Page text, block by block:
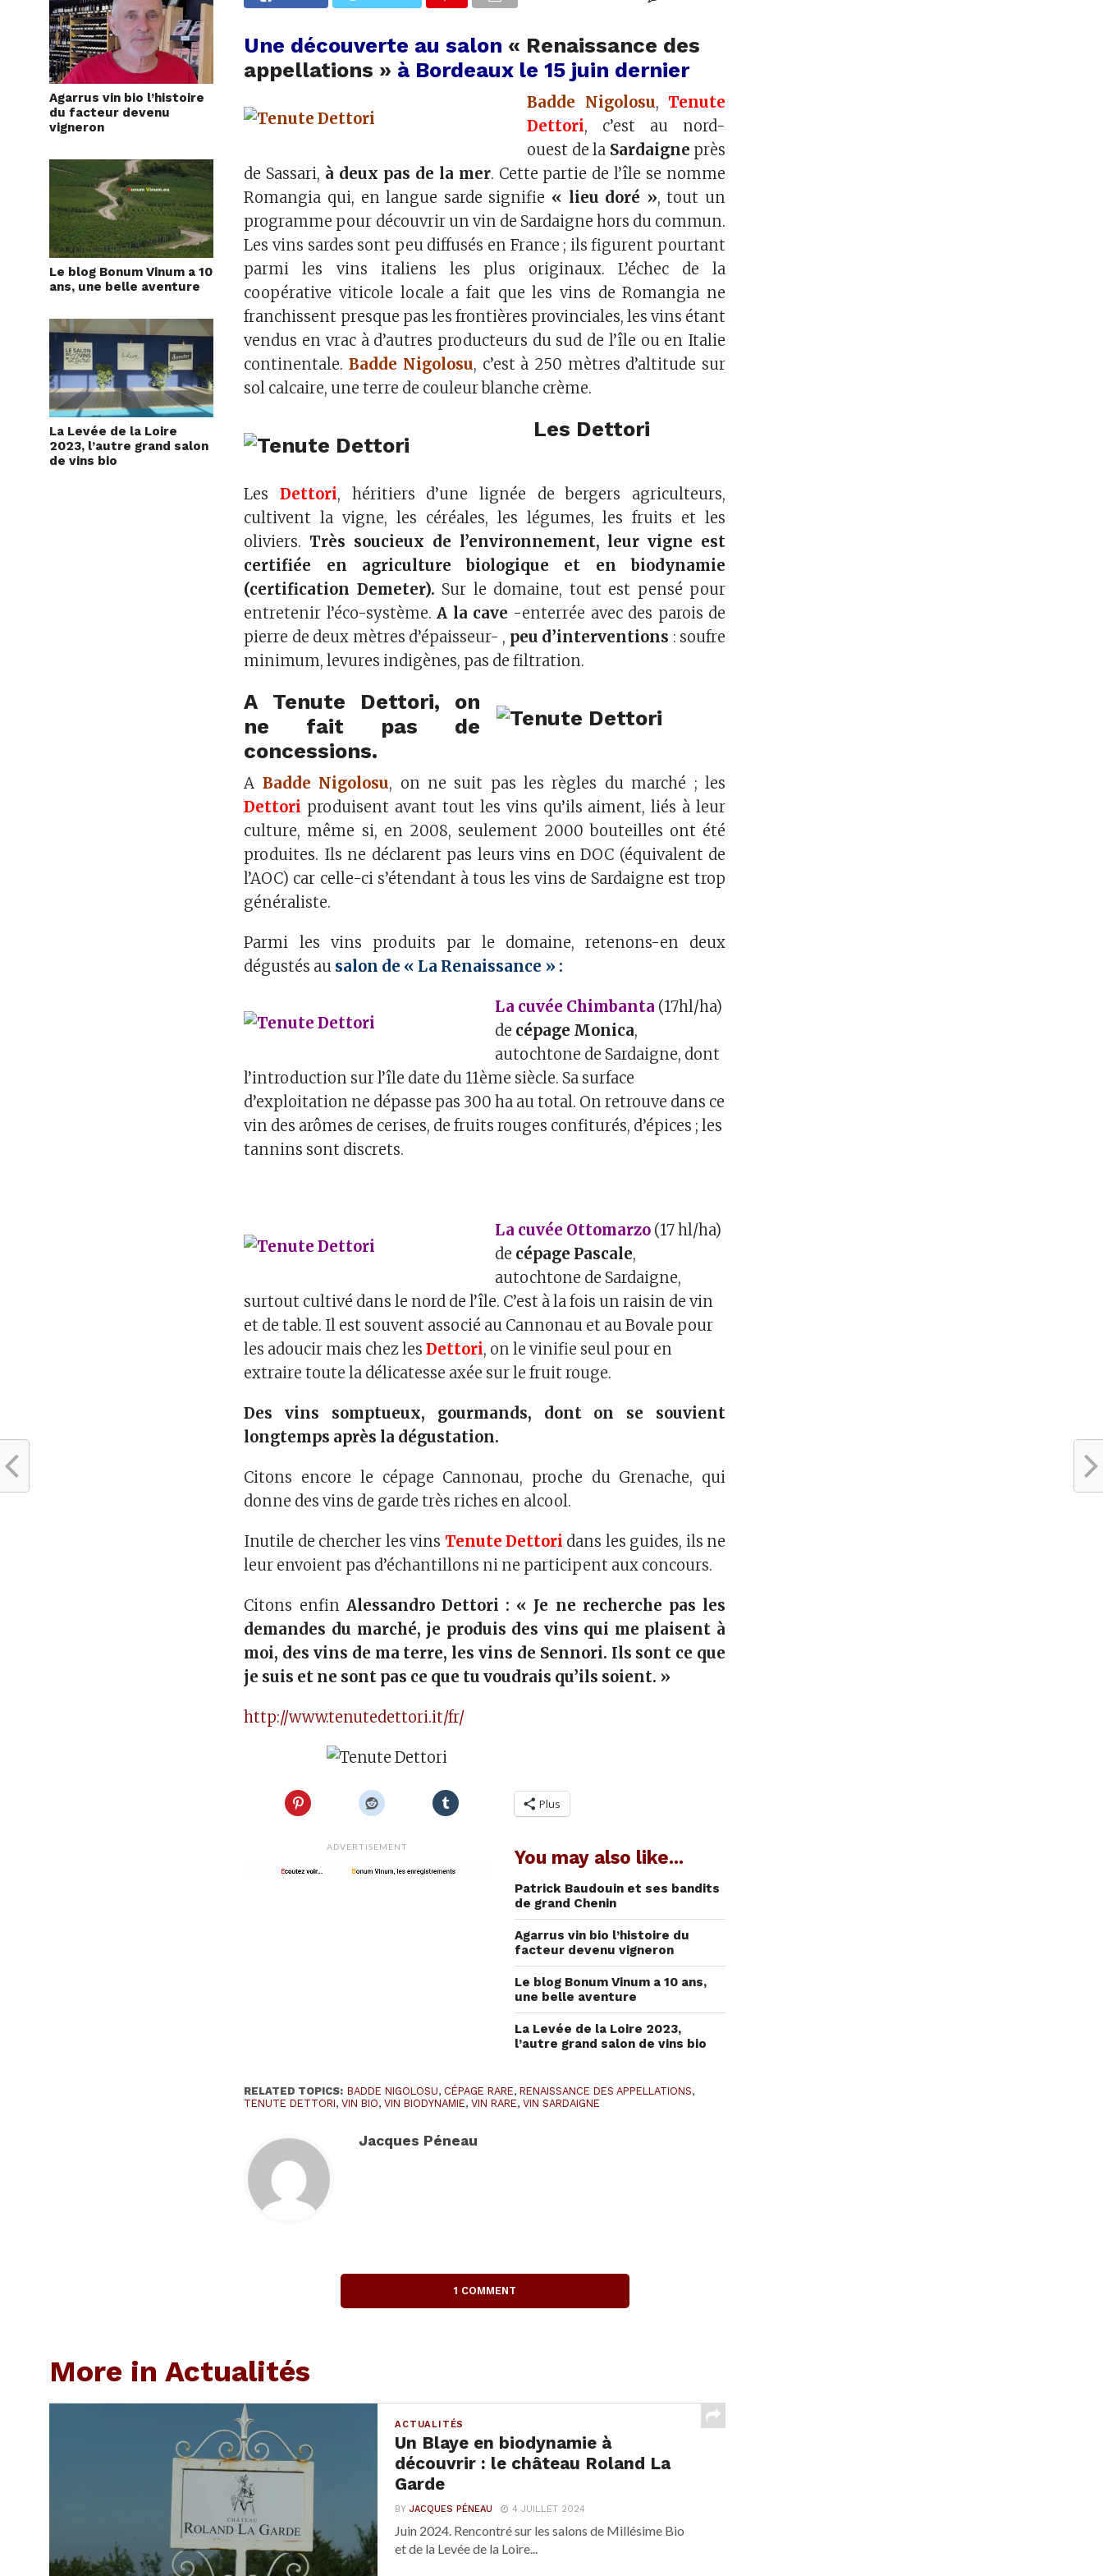
Agarrus vin bio l’histoire
du facteur devenu
vigneron
Le blog Bonum Vinum a 10
ans, une belle aventure
La Levée de la Loire
2023, l’autre grand salon
de vins bio
Une découverte au salon « Renaissance des
appellations » à Bordeaux le 15 juin dernier
Badde Nigolosu, Tenute
Dettori, c’est au nord-
ouest de la Sardaigne près
de Sassari, à deux pas de la mer. Cette partie de l’île se nomme
Romangia qui, en langue sarde signifie « lieu doré », tout un
programme pour découvrir un vin de Sardaigne hors du commun.
Les vins sardes sont peu diffusés en France ; ils figurent pourtant
parmi les vins italiens les plus originaux. L’échec de la
coopérative viticole locale a fait que les vins de Romangia ne
franchissent presque pas les frontières provinciales, les vins étant
vendus en vrac à d’autres producteurs du sud de l’île ou en Italie
continentale.Badde Nigolosu, c’est à 250 mètres d’altitude sur
sol calcaire, une terre de couleur blanche crème.
Les Dettori
LesDettori, héritiers d’une lignée de bergers agriculteurs,
cultivent la vigne, les céréales, les légumes, les fruits et les
oliviers. Très soucieux de l’environnement, leur vigne est
certifiée en agriculture biologique et en biodynamie
(certification Demeter). Sur le domaine, tout est pensé pour
entretenir l’éco-système.A la cave -enterrée avec des parois de
pierre de deux mètres d’épaisseur- , peu d’interventions : soufre
minimum, levures indigènes, pas de filtration.
A Tenute Dettori, on
ne fait pas de
concessions.
A Badde Nigolosu, on ne suit pas les règles du marché ; les
Dettori produisent avant tout les vins qu’ils aiment, liés à leur
culture, même si, en 2008, seulement 2000 bouteilles ont été
produites. Ils ne déclarent pas leurs vins en DOC (équivalent de
l’AOC) car celle-ci s’étendant à tous les vins de Sardaigne est trop
généraliste.
Parmi les vins produits par le domaine, retenons-en deux
dégustés au salon de « La Renaissance » :
La cuvée Chimbanta (17hl/ha)
de cépage Monica,
autochtone de Sardaigne, dont
l’introduction sur l’île date du 11ème siècle. Sa surface
d’exploitation ne dépasse pas 300 ha au total. On retrouve dans ce
vin des arômes de cerises, de fruits rouges confiturés, d’épices ; les
tannins sont discrets.
La cuvée Ottomarzo (17 hl/ha)
de cépage Pascale,
autochtone de Sardaigne,
surtout cultivé dans le nord de l’île. C’est à la fois un raisin de vin
et de table. Il est souvent associé au Cannonau et au Bovale pour
les adoucir mais chez lesDettori, on le vinifie seul pour en
extraire toute la délicatesse axée sur le fruit rouge.
Des vins somptueux, gourmands, dont on se souvient
longtemps après la dégustation.
Citons encore le cépage Cannonau, proche du Grenache, qui
donne des vins de garde très riches en alcool.
Inutile de chercher les vins Tenute Dettori dans les guides, ils ne
leur envoient pas d’échantillons ni ne participent aux concours.
Citons enfin Alessandro Dettori : « Je ne recherche pas les
demandes du marché, je produis des vins qui me plaisent à
moi, des vins de ma terre, les vins de Sennori. Ils sont ce que
je suis et ne sont pas ce que tu voudrais qu’ils soient. »
http://www.tenutedettori.it/fr/
Plus
ADVERTISEMENT You may also like...
Patrick Baudouin et ses bandits
de grand Chenin
Agarrus vin bio l’histoire du
facteur devenu vigneron
Le blog Bonum Vinum a 10 ans,
une belle aventure
La Levée de la Loire 2023,
l’autre grand salon de vins bio
RELATED TOPICS: BADDE NIGOLOSU, CÉPAGE RARE,RENAISSANCE DES APPELLATIONS,
TENUTE DETTORI,VIN BIO,VIN BIODYNAMIE,VIN RARE,VIN SARDAIGNE
Jacques Péneau
1 COMMENT
More in Actualités
ACTUALITÉS
Un Blaye en biodynamie à
découvrir : le château Roland La
Garde
BYJACQUES PÉNEAU 4 JUILLET 2024
Juin 2024. Rencontré sur les salons de Millésime Bio
et de la Levée de la Loire...